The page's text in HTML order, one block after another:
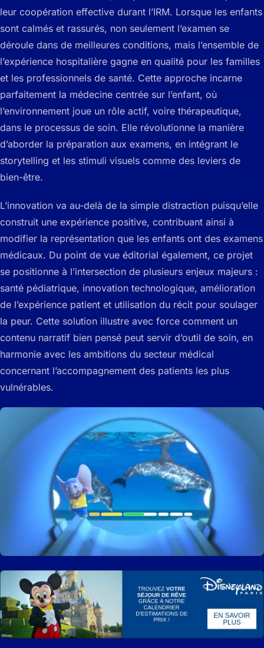
leur coopération effective durant l’IRM. Lorsque les enfants
sont calmés et rassurés, non seulement l’examen se
déroule dans de meilleures conditions, mais l’ensemble de
l’expérience hospitalière gagne en qualité pour les familles
et les professionnels de santé. Cette approche incarne
parfaitement la médecine centrée sur l’enfant, où
l’environnement joue un rôle actif, voire thérapeutique,
dans le processus de soin. Elle révolutionne la manière
d’aborder la préparation aux examens, en intégrant le
storytelling et les stimuli visuels comme des leviers de
bien-être.
L’innovation va au-delà de la simple distraction puisqu’elle
construit une expérience positive, contribuant ainsi à
modifier la représentation que les enfants ont des examens
médicaux. Du point de vue éditorial également, ce projet
se positionne à l’intersection de plusieurs enjeux majeurs :
santé pédiatrique, innovation technologique, amélioration
de l’expérience patient et utilisation du récit pour soulager
la peur. Cette solution illustre avec force comment un
contenu narratif bien pensé peut servir d’outil de soin, en
harmonie avec les ambitions du secteur médical
concernant l’accompagnement des patients les plus
vulnérables.